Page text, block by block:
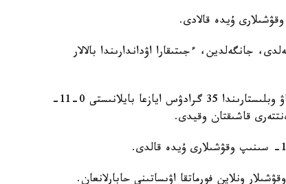
جانگەلدين، ءجىتىقارا اۋداندارىندا بالالار
سونىمەن قاتار پاۆلودار، سولتۇستىك قازاقستان جانە ۇلىتاۋ وبلىستارىندا 35 گرادۋس ايازعا بايلانىستى 0-11-